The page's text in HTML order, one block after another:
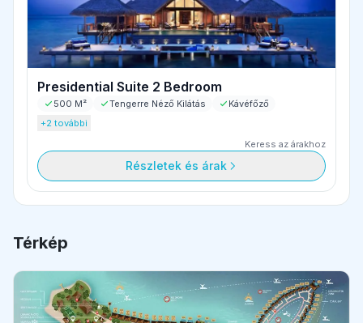
Presidential Suite 2 Bedroom
500 M² Tengerre Néző Kilátás
Kávéfőző
+2 további
Keress az árakhoz
Részletek és árak
Térkép